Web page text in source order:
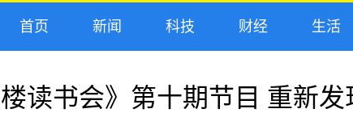
首页 新闻 科技 财经 生活
楼读书会》第十期节目 重新